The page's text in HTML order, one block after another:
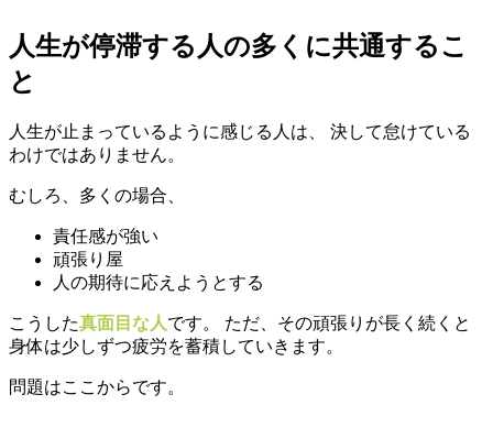
人生が停滞する人の多くに共通するこ
と
人生が止まっているように感じる人は、 決して怠けている
わけではありません。
むしろ、多くの場合、
責任感が強い
頑張り屋
人の期待に応えようとする
こうした真面目な人です。 ただ、その頑張りが長く続くと
身体は少しずつ疲労を蓄積していきます。
問題はここからです。